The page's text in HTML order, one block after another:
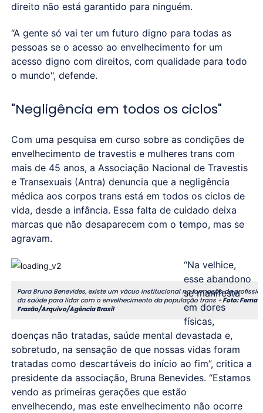
direito não está garantido para ninguém.
“A gente só vai ter um futuro digno para todas as
pessoas se o acesso ao envelhecimento for um
acesso digno com direitos, com qualidade para todo
o mundo", defende.
"Negligência em todos os ciclos"
Com uma pesquisa em curso sobre as condições de
envelhecimento de travestis e mulheres trans com
mais de 45 anos, a Associação Nacional de Travestis
e Transexuais (Antra) denuncia que a negligência
médica aos corpos trans está em todos os ciclos de
vida, desde a infância. Essa falta de cuidado deixa
marcas que não desaparecem com o tempo, mas se
agravam.
Para Bruna Benevides, existe um vácuo institucional na formação de
da saúde para lidar com o envelhecimento da população trans -Foto:
Frazão/Arquivo/Agência Brasil
“Na velhice,
esse abandono
se manifesta
em dores
físicas,
doenças não tratadas, saúde mental devastada e,
sobretudo, na sensação de que nossas vidas foram
tratadas como descartáveis do início ao fim”, critica a
presidente da associação, Bruna Benevides. “Estamos
vendo as primeiras gerações que estão
envelhecendo, mas este envelhecimento não ocorre